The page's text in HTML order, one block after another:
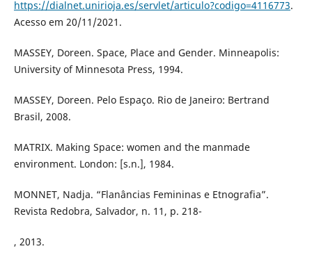
https://dialnet.unirioja.es/servlet/articulo?codigo=4116773.
Acesso em 20/11/2021.
MASSEY, Doreen. Space, Place and Gender. Minneapolis:
University of Minnesota Press, 1994.
MASSEY, Doreen. Pelo Espaço. Rio de Janeiro: Bertrand
Brasil, 2008.
MATRIX. Making Space: women and the manmade
environment. London: [s.n.], 1984.
MONNET, Nadja. “Flanâncias Femininas e Etnografia”.
Revista Redobra, Salvador, n. 11, p. 218-
, 2013.